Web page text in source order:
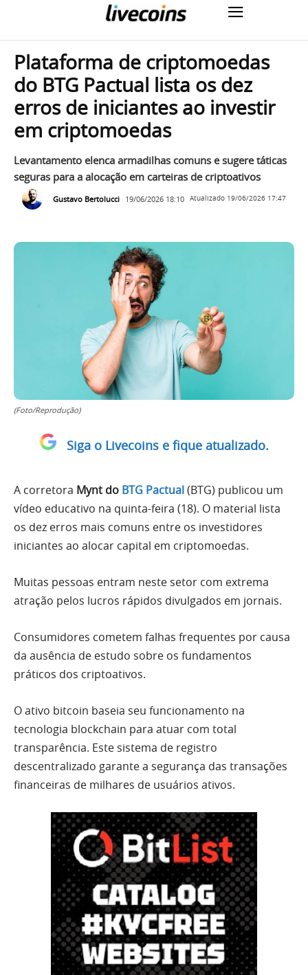
Plataforma de criptomoedas
do BTG Pactual lista os dez
erros de iniciantes ao investir
em criptomoedas
Levantamento elenca armadilhas comuns e sugere táticas
seguras para a alocação em carteiras de criptoativos
Gustavo Bertolucci 19/06/2026 18:10 Atualizado 19/06/2026 17:47
(Foto/Reprodução)
Siga o Livecoins e fique atualizado.
A corretora Mynt do BTG Pactual(BTG) publicou um
vídeo educativo na quinta-feira (18). O material lista
os dez erros mais comuns entre os investidores
iniciantes ao alocar capital em criptomoedas.
Muitas pessoas entram neste setor com extrema
atração pelos lucros rápidos divulgados em jornais.
Consumidores cometem falhas frequentes por causa
da ausência de estudo sobre os fundamentos
práticos dos criptoativos.
O ativo bitcoin baseia seu funcionamento na
tecnologia blockchain para atuar com total
transparência. Este sistema de registro
descentralizado garante a segurança das transações
financeiras de milhares de usuários ativos.